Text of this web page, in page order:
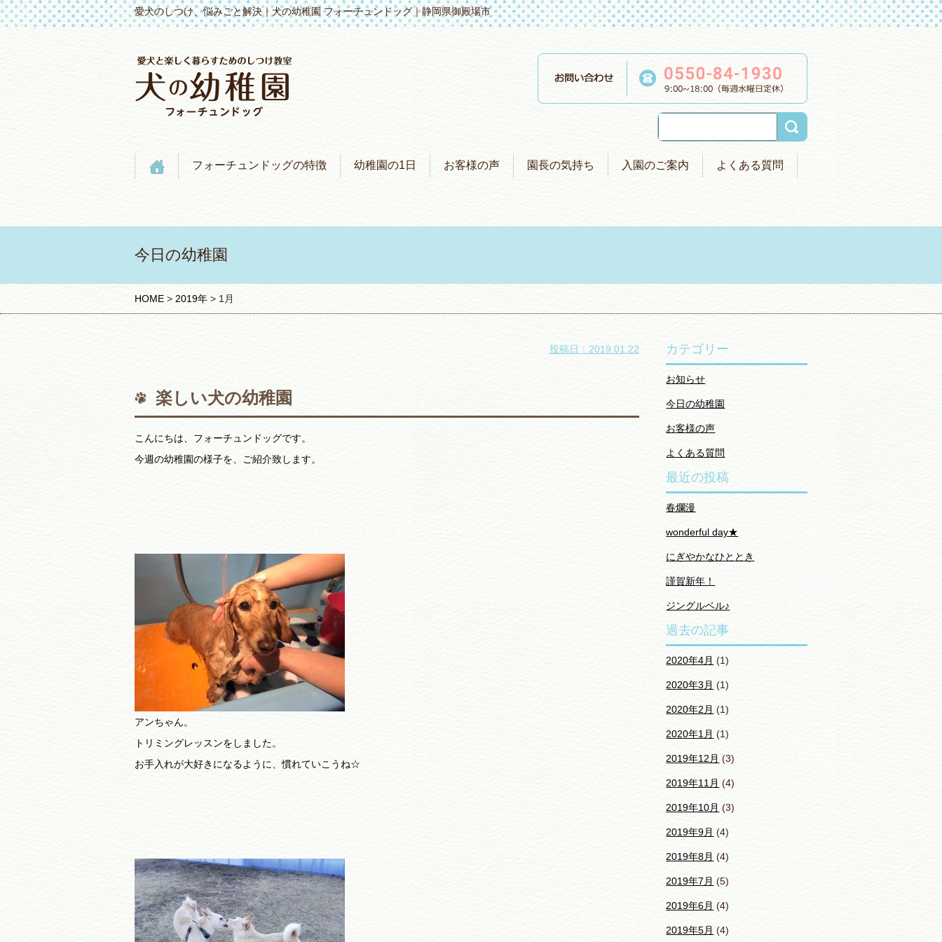
愛犬のしつけ、悩みごと解決｜犬の幼稚園 フォーチュンドッグ｜静岡県御殿場市
フォーチュンドッグの特徴 幼稚園の1日 お客様の声 園長の気持ち 入園のご案内 よくある質問
今日の幼稚園
HOME > 2019年 > 1月
投稿日：2019.01.22
楽しい犬の幼稚園
こんにちは、フォーチュンドッグです。
今週の幼稚園の様子を、ご紹介致します。
アンちゃん。
トリミングレッスンをしました。
お手入れが大好きになるように、慣れていこうね☆
カテゴリー
お知らせ
今日の幼稚園
お客様の声
よくある質問
最近の投稿
春爛漫
wonderful day★
にぎやかなひととき
謹賀新年！
ジングルベル♪
過去の記事
2020年4月 (1)
2020年3月 (1)
2020年2月 (1)
2020年1月 (1)
2019年12月 (3)
2019年11月 (4)
2019年10月 (3)
2019年9月 (4)
2019年8月 (4)
2019年7月 (5)
2019年6月 (4)
2019年5月 (4)